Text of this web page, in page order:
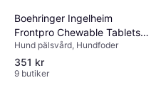
Boehringer Ingelheim
Frontpro Chewable Tablets
68mg 3pcs
Hund pälsvård, Hundfoder
351 kr
9 butiker